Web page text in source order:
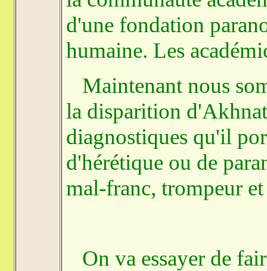
d'une fondation
humaine. Les
Maintenant nous
la disparition
diagnostiques qu'il
d'hérétique ou de
mal-franc, trompeur
On va essayer de